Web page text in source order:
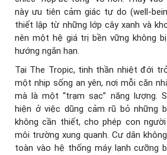
này ưu tiên cảm giác tự do (well-
thiết lập từ những lớp cây xanh và
nên một hệ giá trị bền vững không
hướng ngắn hạn.
Tại The Tropic, tinh thần nhiệt đới
một nhịp sống an yên, nơi mỗi căn
mà là một “trạm sạc” năng lượng.
hiện ở việc dũng cảm rũ bỏ những
không cần thiết, cho phép con
môi trường xung quanh. Cư dân
toàn vào hệ thống máy lạnh cưỡng